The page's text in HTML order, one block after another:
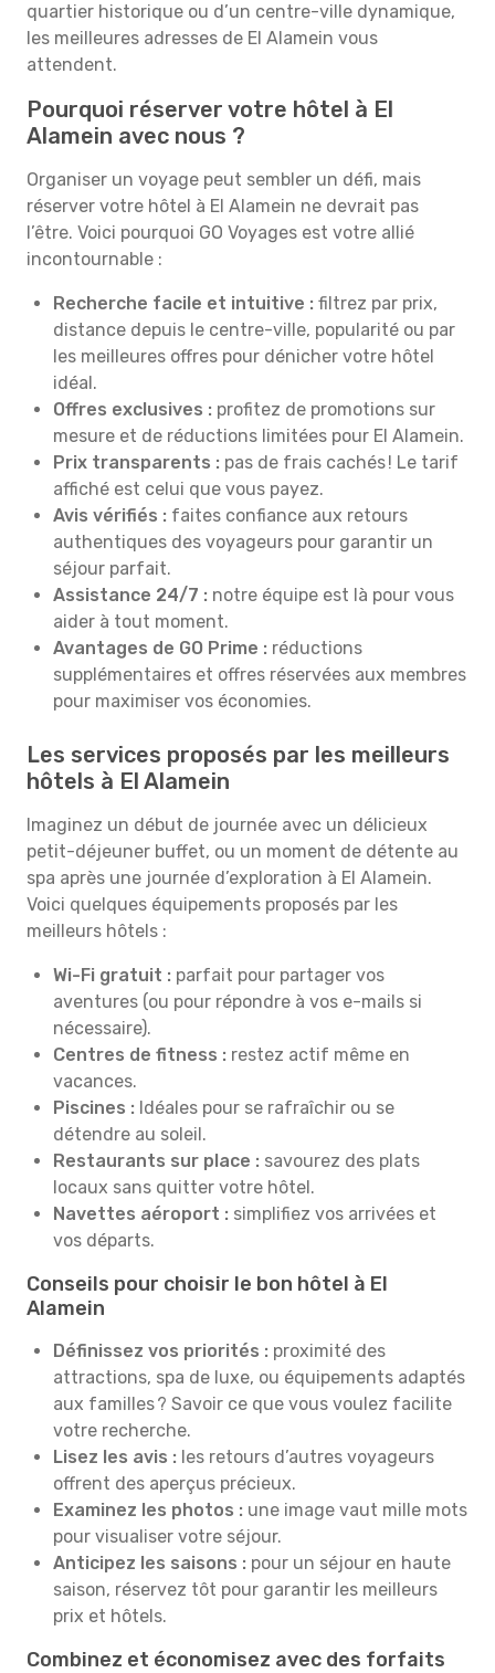
quartier historique ou d’un centre-ville dynamique,
les meilleures adresses de El Alamein vous
attendent.
Pourquoi réserver votre hôtel à El
Alamein avec nous ?
Organiser un voyage peut sembler un défi, mais
réserver votre hôtel à El Alamein ne devrait pas
l’être. Voici pourquoi GO Voyages est votre allié
incontournable :
Recherche facile et intuitive : filtrez par prix,
distance depuis le centre-ville, popularité ou par
les meilleures offres pour dénicher votre hôtel
idéal.
Offres exclusives : profitez de promotions sur
mesure et de réductions limitées pour El Alamein.
Prix transparents : pas de frais cachés ! Le tarif
affiché est celui que vous payez.
Avis vérifiés : faites confiance aux retours
authentiques des voyageurs pour garantir un
séjour parfait.
Assistance 24/7 : notre équipe est là pour vous
aider à tout moment.
Avantages de GO Prime : réductions
supplémentaires et offres réservées aux membres
pour maximiser vos économies.
Les services proposés par les meilleurs
hôtels à El Alamein
Imaginez un début de journée avec un délicieux
petit-déjeuner buffet, ou un moment de détente au
spa après une journée d’exploration à El Alamein.
Voici quelques équipements proposés par les
meilleurs hôtels :
Wi-Fi gratuit : parfait pour partager vos
aventures (ou pour répondre à vos e-mails si
nécessaire).
Centres de fitness : restez actif même en
vacances.
Piscines : Idéales pour se rafraîchir ou se
détendre au soleil.
Restaurants sur place : savourez des plats
locaux sans quitter votre hôtel.
Navettes aéroport : simplifiez vos arrivées et
vos départs.
Conseils pour choisir le bon hôtel à El
Alamein
Définissez vos priorités : proximité des
attractions, spa de luxe, ou équipements adaptés
aux familles ? Savoir ce que vous voulez facilite
votre recherche.
Lisez les avis : les retours d’autres voyageurs
offrent des aperçus précieux.
Examinez les photos : une image vaut mille mots
pour visualiser votre séjour.
Anticipez les saisons : pour un séjour en haute
saison, réservez tôt pour garantir les meilleurs
prix et hôtels.
Combinez et économisez avec des forfaits